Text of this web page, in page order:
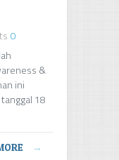
0
&
ini
18
→